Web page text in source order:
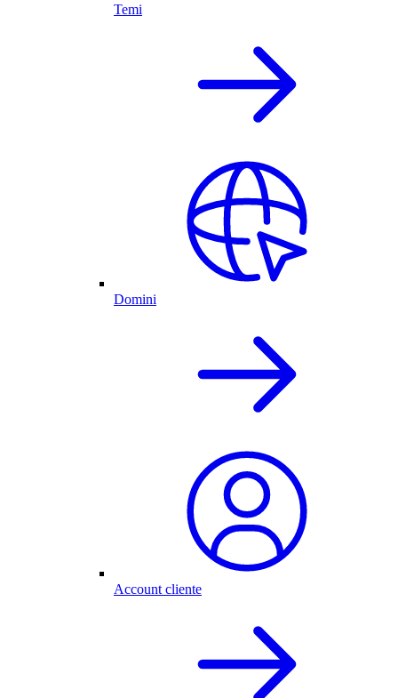
Temi
Domini
Account cliente